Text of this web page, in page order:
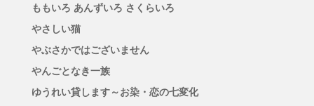
ももいろ あんずいろ さくらいろ
やさしい猫
やぶさかではございません
やんごとなき一族
ゆうれい貸します～お染・恋の七変化